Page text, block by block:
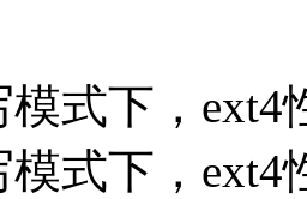
模式下，
模式下，